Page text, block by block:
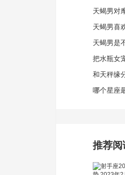
天蝎男对
天蝎男喜
天蝎男是
把水瓶女
和天秤缘
哪个星座
推荐阅